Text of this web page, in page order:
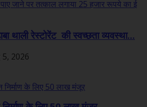
थाली रेस्टोरेंट की स्वच्छता व्यवस्था...
2026